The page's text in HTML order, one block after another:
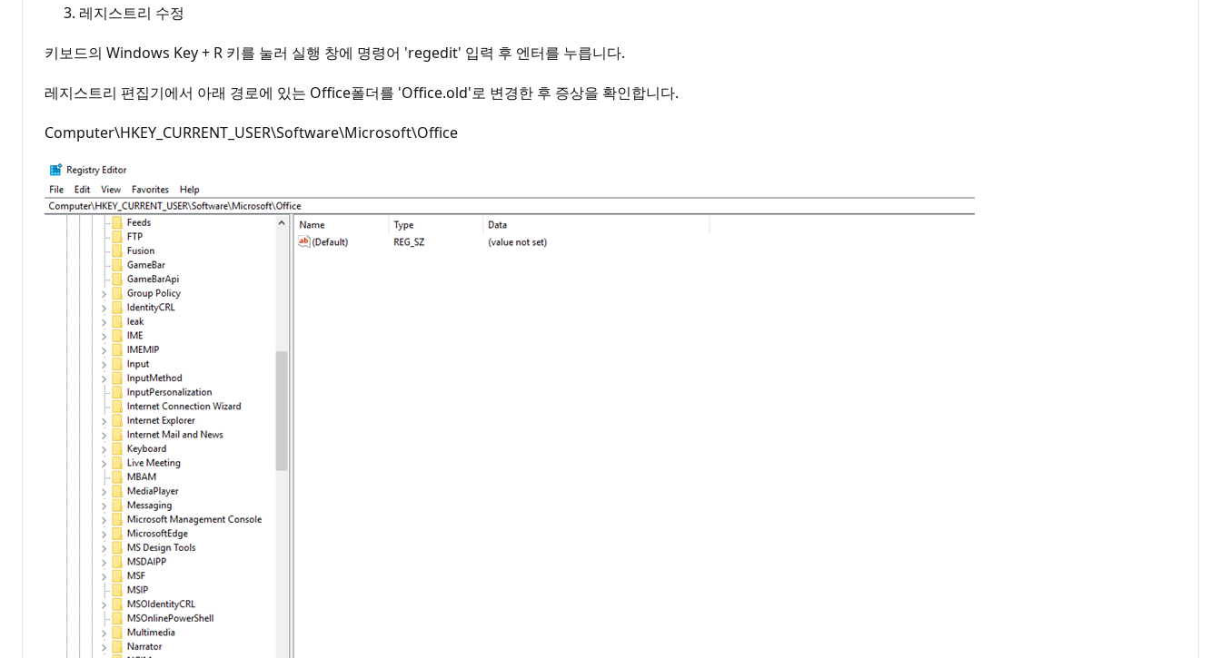
레지스트리 수정
키보드의 Windows Key + R 키를 눌러 실행 창에 명령어 'regedit' 입력 후 엔터를 누릅니다.
레지스트리 편집기에서 아래 경로에 있는 Office폴더를 'Office.old'로 변경한 후 증상을 확인합니다.
Computer\HKEY_CURRENT_USER\Software\Microsoft\Office